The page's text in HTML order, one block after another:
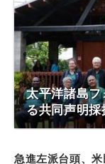
太平洋諸島
る共同声明
急進左派台頭、